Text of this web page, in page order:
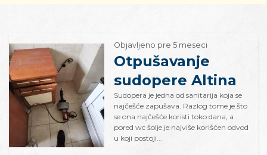
Objavljeno pre 5 meseci
Otpušavanje
sudopere Altina
Sudopera je jedna od sanitarija koja se
najčešće zapušava. Razlog tome je što
se ona najčešće koristi toko dana, a
pored wc šolje je najviše korišćen odvod
u koji postoji...